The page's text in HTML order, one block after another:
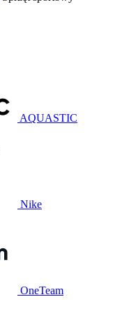
AQUASTIC
Nike
OneTeam